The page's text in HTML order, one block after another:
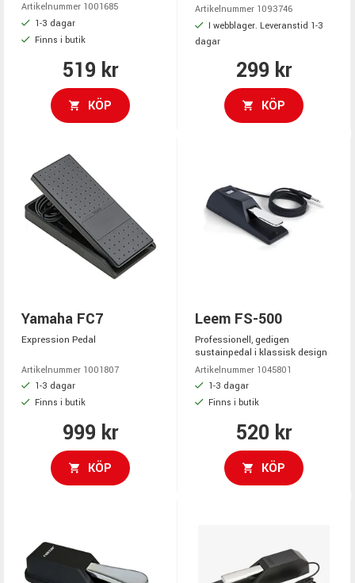
Artikelnummer 1001685
1-3 dagar
Finns i butik
519 kr
KÖP
Artikelnummer 1093746
I webblager. Leveranstid 1-3
dagar
299 kr
KÖP
Yamaha FC7
Expression Pedal
Artikelnummer 1001807
1-3 dagar
Finns i butik
999 kr
KÖP
Leem FS-500
Professionell, gedigen
sustainpedal i klassisk design
Artikelnummer 1045801
1-3 dagar
Finns i butik
520 kr
KÖP